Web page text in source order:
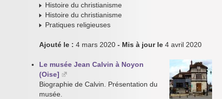
Histoire du christianisme
Histoire du christianisme
Pratiques religieuses
Ajouté le : 4 mars 2020 - Mis à jour le 4 avril 2020
Le musée Jean Calvin à Noyon
(Oise]
Biographie de Calvin. Présentation du
musée.